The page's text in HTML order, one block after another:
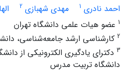
احمد نادری 1 مهدی شهبازی 2
1 عضو هیات علمی دانشگاه تهران
2 کارشناسی ارشد جامعه‌شناسی،
3 دکترای یادگیری الکترونیکی از
دانشگاه تربیت مدرس